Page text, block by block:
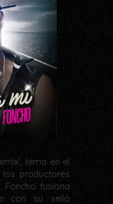
tema en el
productores
Foncho fusiona
con su sello